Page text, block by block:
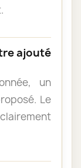
ajouté
un
Le